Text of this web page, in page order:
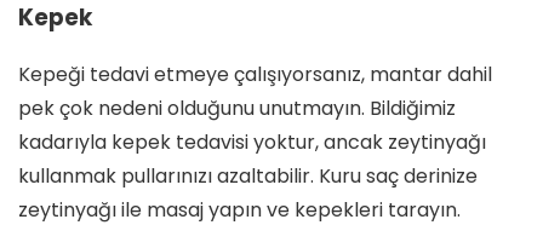
Kepek
Kepeği tedavi etmeye çalışıyorsanız, mantar dahil
pek çok nedeni olduğunu unutmayın. Bildiğimiz
kadarıyla kepek tedavisi yoktur, ancak zeytinyağı
kullanmak pullarınızı azaltabilir. Kuru saç derinize
zeytinyağı ile masaj yapın ve kepekleri tarayın.